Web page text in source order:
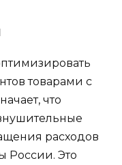
товарами с
что
расходов
России. Это